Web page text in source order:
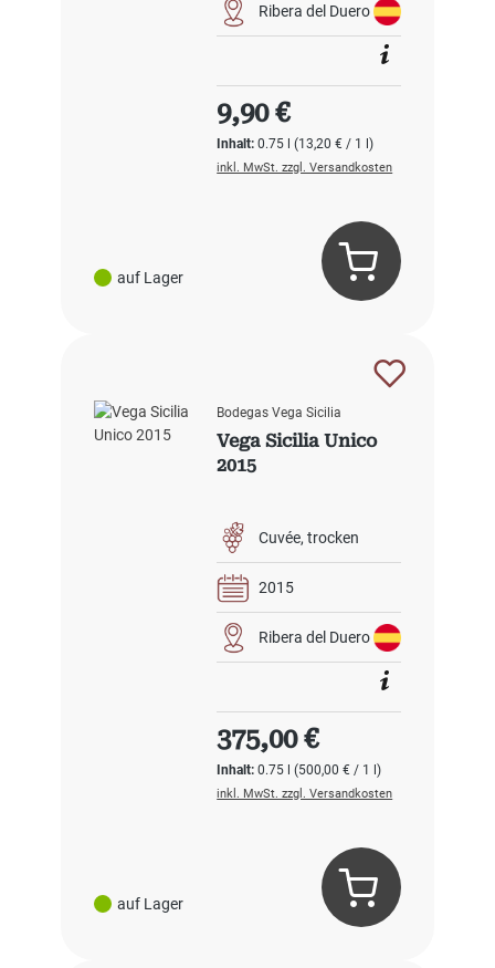
auf Lager
Ribera del Duero
Inhalt:0.75 l(13,20 € / 1 l)
Regulärer Preis:
9,90 €
inkl. MwSt. zzgl. Versandkosten
auf Lager
Bodegas Vega Sicilia
Vega Sicilia Unico
2015
Cuvée trocken
2015
Ribera del Duero
Inhalt:0.75 l(500,00 € / 1 l)
Regulärer Preis:
375,00 €
inkl. MwSt. zzgl. Versandkosten